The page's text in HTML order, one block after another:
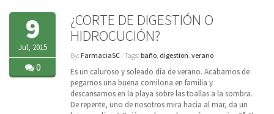
9
Jul, 2015
0
¿CORTE DE DIGESTIÓN O
HIDROCUCIÓN?
By: FarmaciaSC | Tags: baño digestion verano
Es un caluroso y soleado día de verano. Acabamos de
pegarnos una buena comilona en familia y
descansamos en la playa sobre las toallas a la sombra.
De repente, uno de nosotros mira hacia al mar, da un